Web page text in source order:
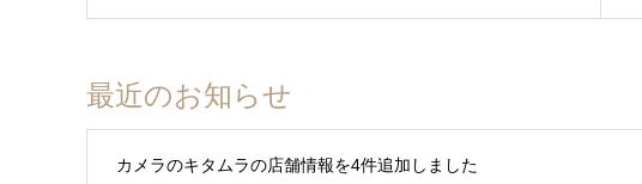
最近のお知らせ
カメラのキタムラの店舗情報を4件追加しました